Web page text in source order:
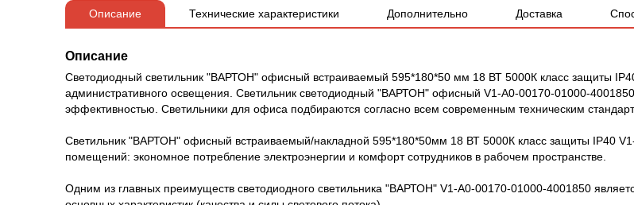
Описание Технические характеристики Дополнительно Доставка
Описание
Светодиодный светильник "ВАРТОН" офисный встраиваемый 595*180*50 мм 18 ВТ 5000К класс защиты
административного освещения. Светильник светодиодный "ВАРТОН" офисный V1-A0-00170-01000-4001850
эффективностью. Светильники для офиса подбираются согласно всем современным техническим
Светильник "ВАРТОН" офисный встраиваемый/накладной 595*180*50мм 18 ВТ 5000К класс защиты IP40
помещений: экономное потребление электроэнергии и комфорт сотрудников в рабочем пространстве.
Одним из главных преимуществ светодиодного светильника "ВАРТОН" V1-A0-00170-01000-4001850